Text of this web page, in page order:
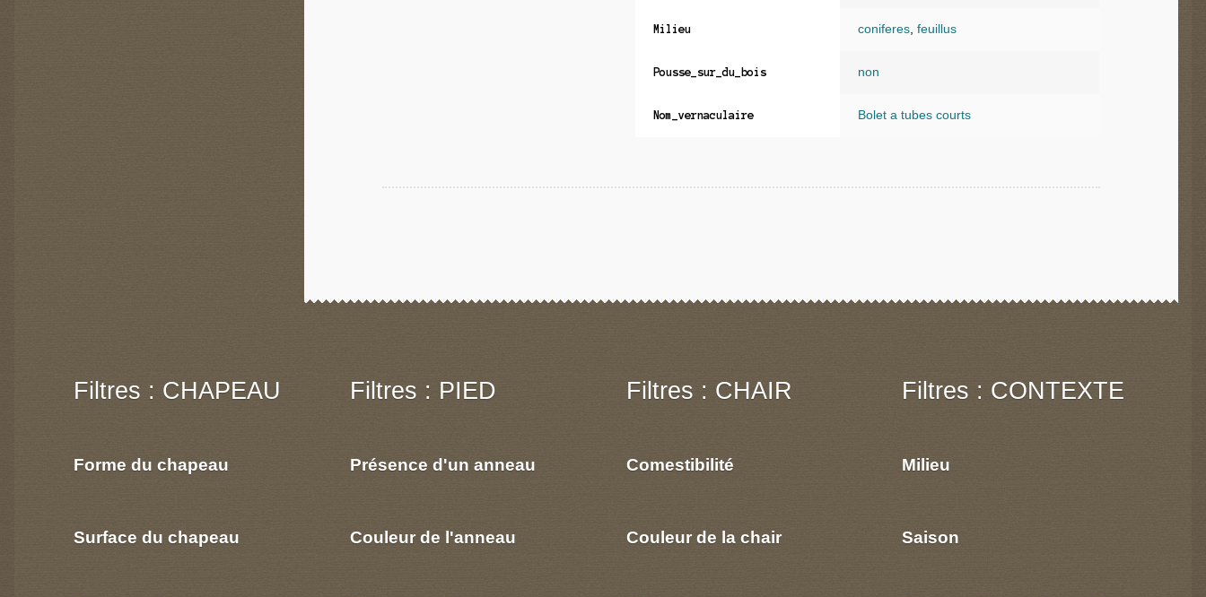
Milieu coniferes, feuillus
Pousse_sur_du_bois non
Nom_vernaculaire Bolet a tubes courts
Filtres : CHAPEAU
Forme du chapeau
Surface du chapeau
Filtres : PIED
Présence d'un anneau
Couleur de l'anneau
Filtres : CHAIR
Comestibilité
Couleur de la chair
Filtres : CONTEXTE
Milieu
Saison